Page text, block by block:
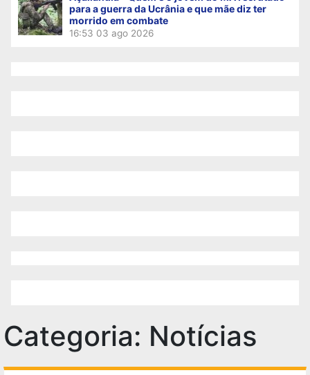
para a guerra da Ucrânia e que mãe diz ter
morrido em combate
16:53 03 ago 2026
Categoria: Notícias